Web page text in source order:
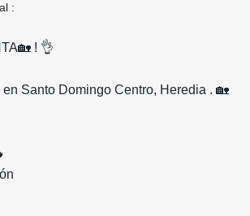
:
! 👌
Santo Domingo Centro, Heredia . 🏡